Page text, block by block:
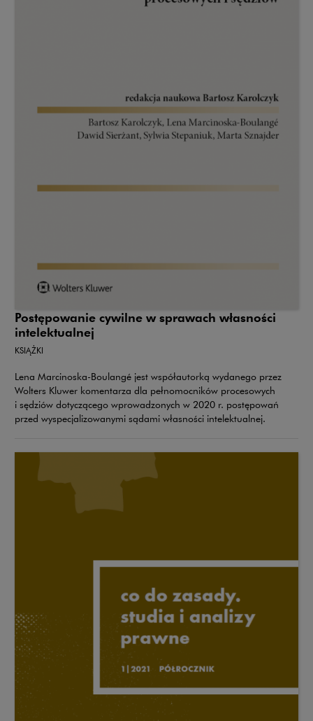
Postępowanie cywilne w sprawach własności
intelektualnej
KSIĄŻKI
Lena Marcinoska-Boulangé jest współautorką wydanego przez
Wolters Kluwer komentarza dla pełnomocników procesowych
i sędziów dotyczącego wprowadzonych w 2020 r. postępowań
przed wyspecjalizowanymi sądami własności intelektualnej.